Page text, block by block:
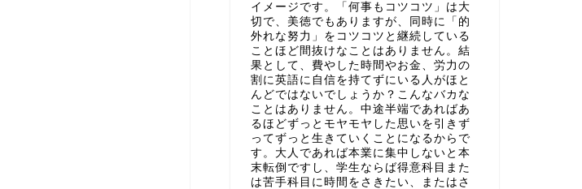
イメージです。「何事もコツコツ」は大
切で、美徳でもありますが、同時に「的
外れな努力」をコツコツと継続している
ことほど間抜けなことはありません。結
果として、費やした時間やお金、労力の
割に英語に自信を持てずにいる人がほと
んどではないでしょうか？こんなバカな
ことはありません。中途半端であればあ
るほどずっとモヤモヤした思いを引きず
ってずっと生きていくことになるからで
す。大人であれば本業に集中しないと本
末転倒ですし、学生ならば得意科目また
は苦手科目に時間をさきたい、またはさ